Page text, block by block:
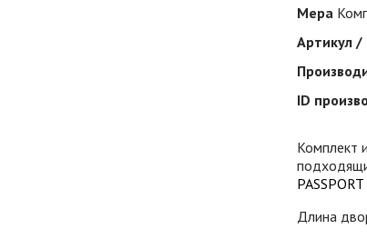
Мера
Артикул /
ID
Комплект
PASSPORT
Длина